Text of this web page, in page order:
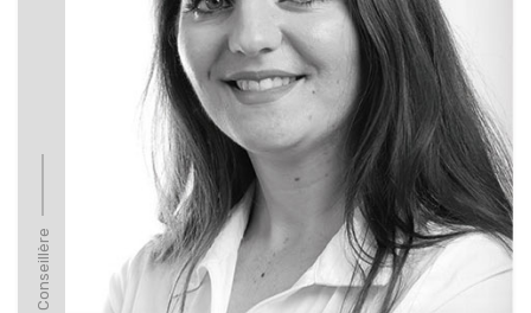
Conseillère